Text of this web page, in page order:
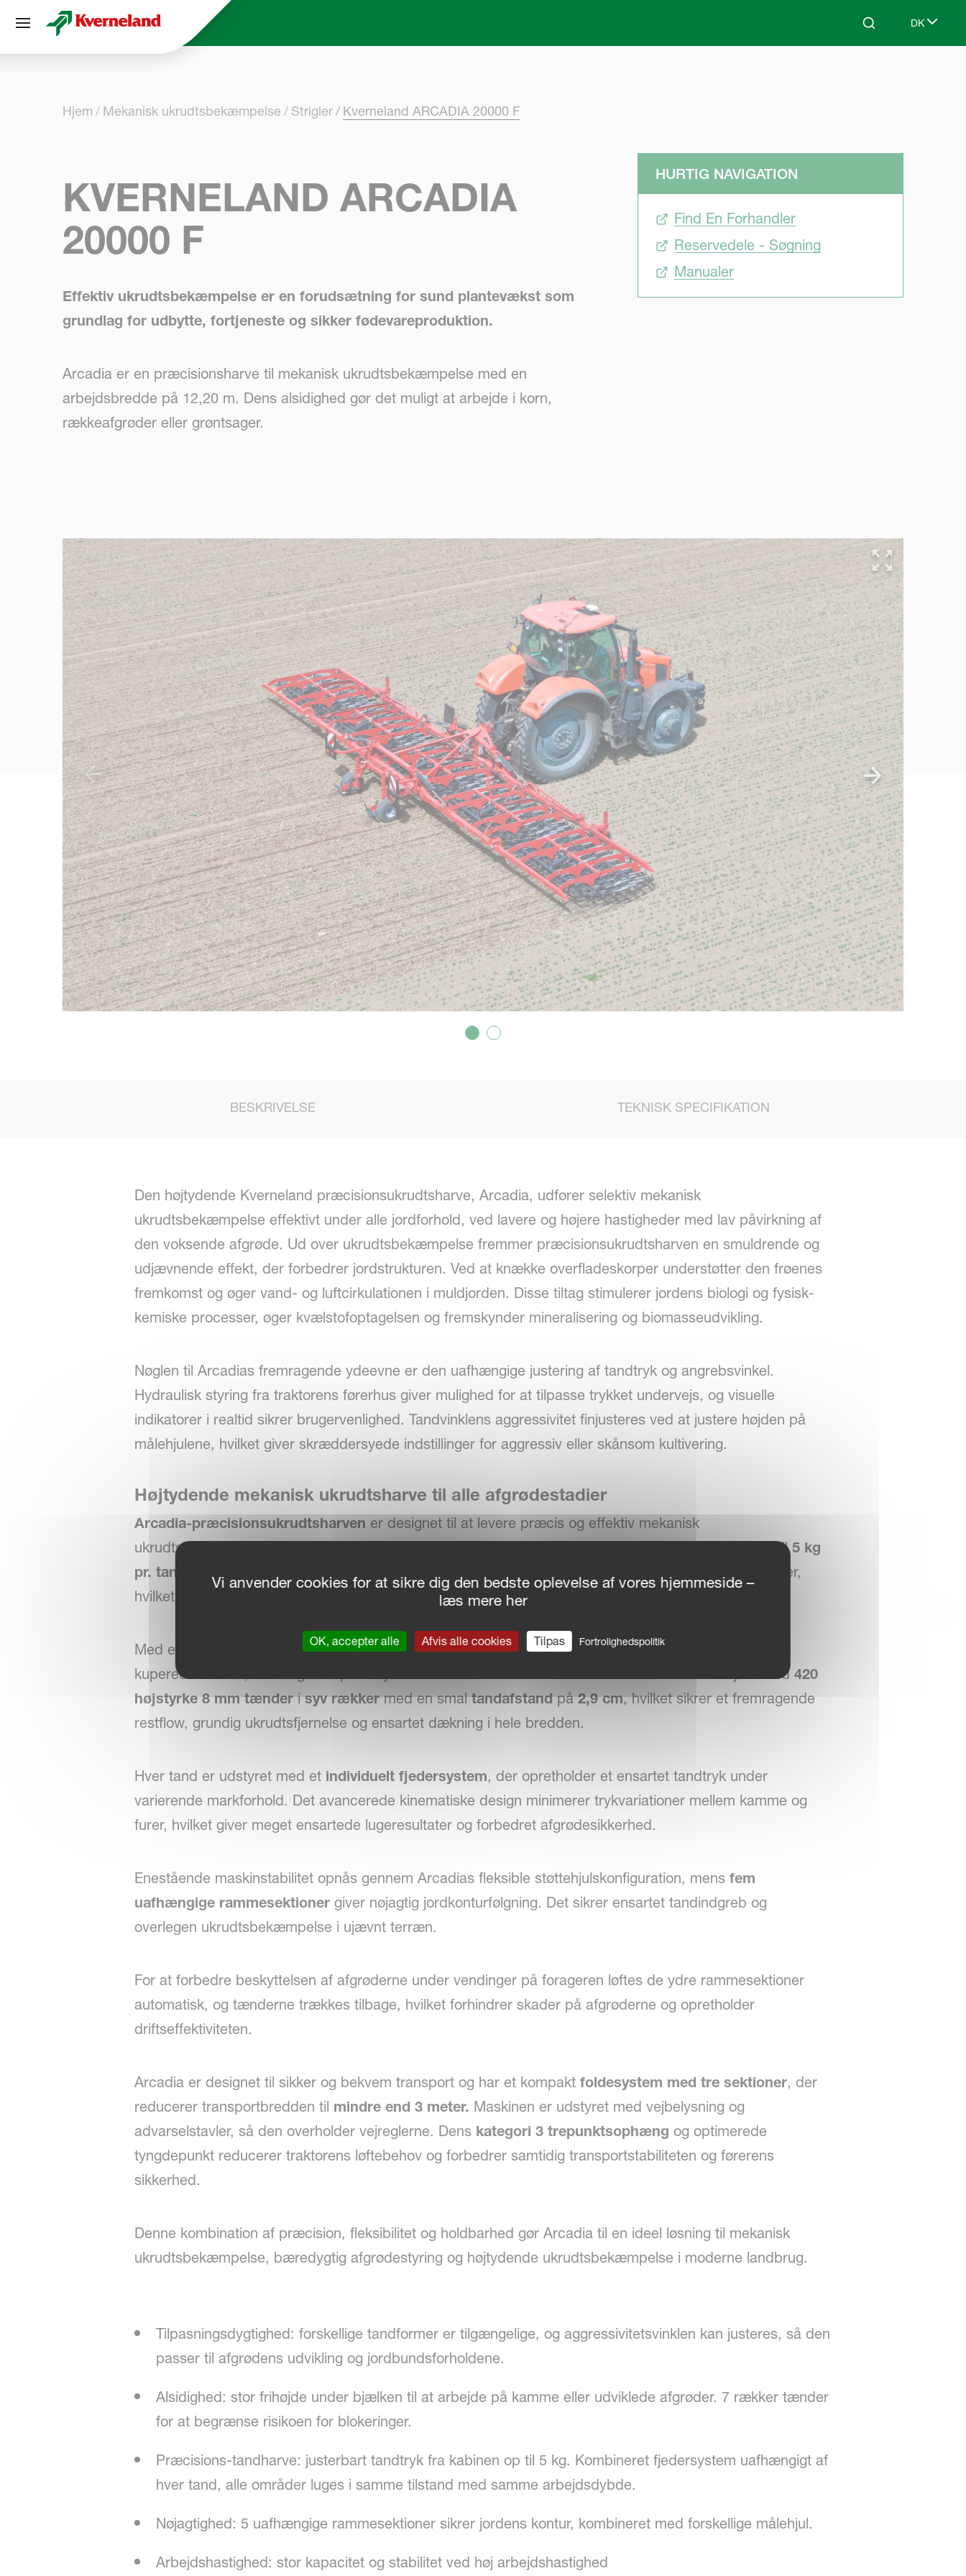
Search DK
Select
Hjem Mekanisk ukrudtsbekæmpelse Strigler Kverneland ARCADIA 20000 F
KVERNELAND ARCADIA
20000 F
Effektiv ukrudtsbekæmpelse er en forudsætning for sund plantevækst som
grundlag for udbytte, fortjeneste og sikker fødevareproduktion.
Arcadia er en præcisionsharve til mekanisk ukrudtsbekæmpelse med en
arbejdsbredde på 12,20 m. Dens alsidighed gør det muligt at arbejde i korn,
rækkeafgrøder eller grøntsager.
HURTIG NAVIGATION
Find En Forhandler
Reservedele - Søgning
Manualer
BESKRIVELSE TEKNISK SPECIFIKATION
Den højtydende Kverneland præcisionsukrudtsharve, Arcadia, udfører selektiv mekanisk
ukrudtsbekæmpelse effektivt under alle jordforhold, ved lavere og højere hastigheder med lav påvirkning af
den voksende afgrøde. Ud over ukrudtsbekæmpelse fremmer præcisionsukrudtsharven en smuldrende og
udjævnende effekt, der forbedrer jordstrukturen. Ved at knække overfladeskorper understøtter den frøenes
fremkomst og øger vand- og luftcirkulationen i muldjorden. Disse tiltag stimulerer jordens biologi og fysisk-
kemiske processer, øger kvælstofoptagelsen og fremskynder mineralisering og biomasseudvikling.
Nøglen til Arcadias fremragende ydeevne er den uafhængige justering af tandtryk og angrebsvinkel.
Hydraulisk styring fra traktorens førerhus giver mulighed for at tilpasse trykket undervejs, og visuelle
indikatorer i realtid sikrer brugervenlighed. Tandvinklens aggressivitet finjusteres ved at justere højden på
målehjulene, hvilket giver skræddersyede indstillinger for aggressiv eller skånsom kultivering.
Højtydende mekanisk ukrudtsharve til alle afgrødestadier
Arcadia-præcisionsukrudtsharven er designet til at levere præcis og effektiv mekanisk
ukrudtsbekæmpelse på tværs af en lang række afgrødeforhold. Dens omfattende arbejdstryk på op til5 kg
pr. tand
sikrer kompatibilitet med både følsomme unge afgrøder og fuldt udviklede afgrødepopulationer,
hvilket giver fremragende alsidighed i hele vækstsæsonen.
Med en generøs frihøjde under bjælken på 55 cmkan Arcadia arbejde effektivt i høje afgrøder og på
kuperede marker, hvilket giver optimal ydelse selv under krævende forhold. Maskinen er udstyret med 420
højstyrke 8 mm tænderisyv rækkermed en smaltandafstandpå2,9 cm, hvilket sikrer et fremragende
restflow, grundig ukrudtsfjernelse og ensartet dækning i hele bredden.
Hver tand er udstyret med et individuelt fjedersystem, der opretholder et ensartet tandtryk under
varierende markforhold. Det avancerede kinematiske design minimerer trykvariationer mellem kamme og
furer, hvilket giver meget ensartede lugeresultater og forbedret afgrødesikkerhed.
Enestående maskinstabilitet opnås gennem Arcadias fleksible støttehjulskonfiguration, mens fem
uafhængige rammesektionergiver nøjagtig jordkonturfølgning. Det sikrer ensartet tandindgreb og
overlegen ukrudtsbekæmpelse i ujævnt terræn.
For at forbedre beskyttelsen af afgrøderne under vendinger på forageren løftes de ydre rammesektioner
automatisk, og tænderne trækkes tilbage, hvilket forhindrer skader på afgrøderne og opretholder
driftseffektiviteten.
Arcadia er designet til sikker og bekvem transport og har et kompakt foldesystem med tre sektioner, der
reducerer transportbredden til mindre end 3 meter. Maskinen er udstyret med vejbelysning og
advarselstavler, så den overholder vejreglerne. Dens kategori 3 trepunktsophæng og optimerede
tyngdepunkt reducerer traktorens løftebehov og forbedrer samtidig transportstabiliteten og førerens
sikkerhed.
Denne kombination af præcision, fleksibilitet og holdbarhed gør Arcadia til en ideel løsning til mekanisk
ukrudtsbekæmpelse, bæredygtig afgrødestyring og højtydende ukrudtsbekæmpelse i moderne landbrug.
Tilpasningsdygtighed: forskellige tandformer er tilgængelige, og aggressivitetsvinklen kan justeres, så den
passer til afgrødens udvikling og jordbundsforholdene.
Alsidighed: stor frihøjde under bjælken til at arbejde på kamme eller udviklede afgrøder. 7 rækker tænder
for at begrænse risikoen for blokeringer.
Præcisions-tandharve: justerbart tandtryk fra kabinen op til 5 kg. Kombineret fjedersystem uafhængigt af
hver tand, alle områder luges i samme tilstand med samme arbejdsdybde.
Nøjagtighed: 5 uafhængige rammesektioner sikrer jordens kontur, kombineret med forskellige målehjul.
Arbejdshastighed: stor kapacitet og stabilitet ved høj arbejdshastighed
CCookie-styringspanel
Vi anvender cookies for at sikre dig den bedste oplevelse af vores hjemmeside –
læs mere her
OK, accepter alle Afvis alle cookies Tilpas Fortrolighedspolitik